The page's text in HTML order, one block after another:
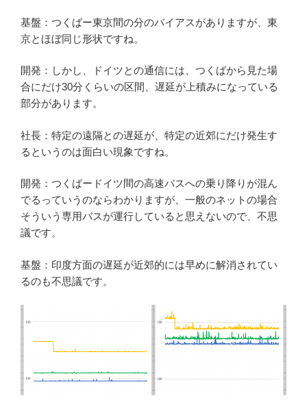
基盤：つくばー東京間の分のバイアスがありますが、東
京とほぼ同じ形状ですね。
開発：しかし、ドイツとの通信には、つくばから見た場
合にだけ30分くらいの区間、遅延が上積みになっている
部分があります。
社長：特定の遠隔との遅延が、特定の近郊にだけ発生す
るというのは面白い現象ですね。
開発：つくばードイツ間の高速バスへの乗り降りが混ん
でるっていうのならわかりますが、一般のネットの場合
そういう専用バスが運行していると思えないので、不思
議です。
基盤：印度方面の遅延が近郊的には早めに解消されてい
るのも不思議です。